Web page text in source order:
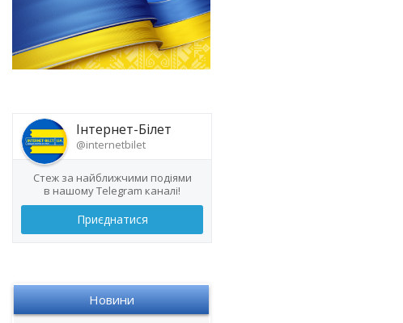
Інтернет-Білет
@internetbilet
Стеж за найближчими подіями
в нашому Telegram каналі!
Приєднатися
Новини